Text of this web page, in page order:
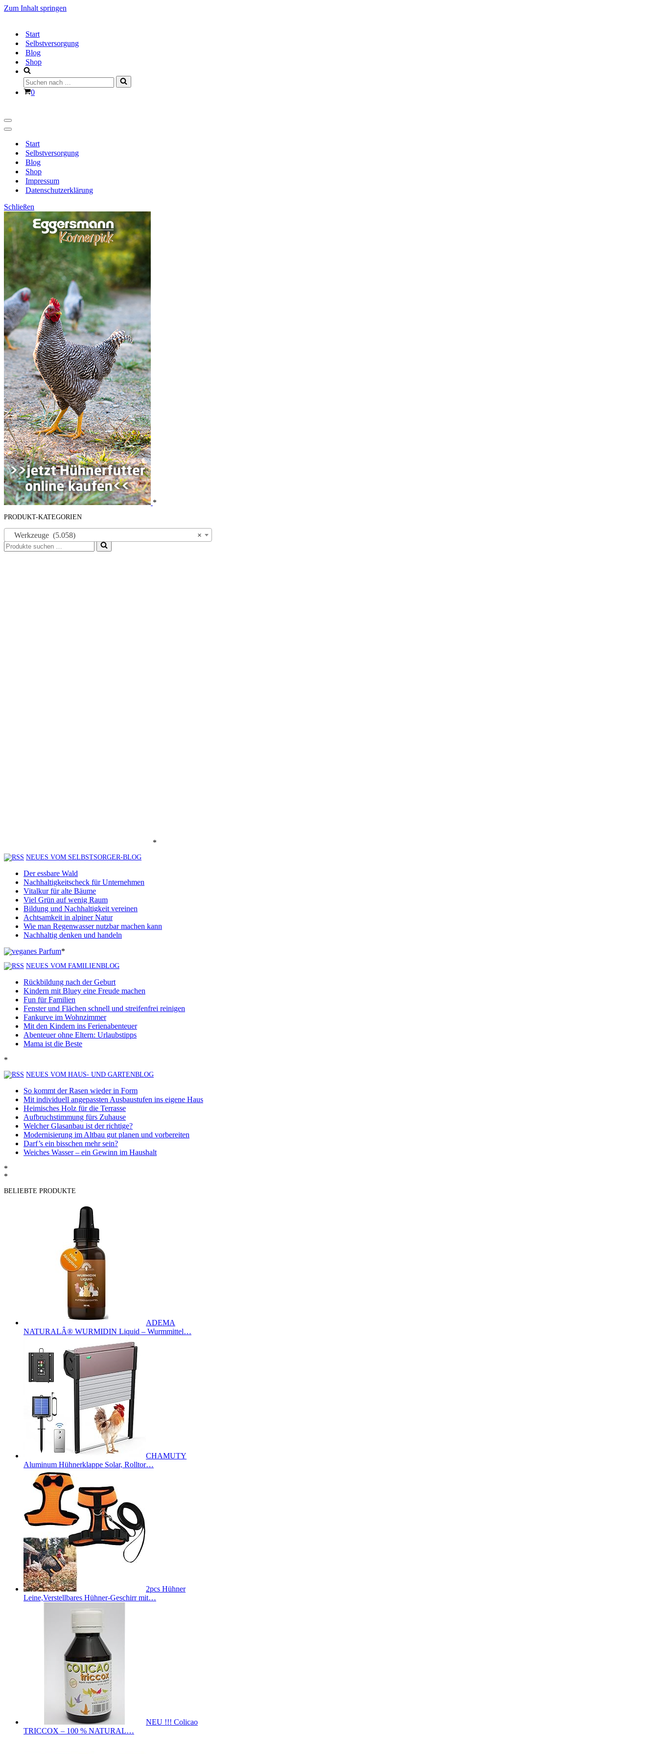
Zum Inhalt springen
Start
Selbstversorgung
Blog
Shop
Suchen
nach …
Warenkorb
0
Navigationsmenü
Navigationsmenü
Start
Selbstversorgung
Blog
Shop
Impressum
Datenschutzerklärung
Schließen
*
PRODUKT-KATEGORIEN
×
Werkzeuge (5.058)
Suchen
nach …
*
NEUES VOM SELBSTSORGER-BLOG
Der essbare Wald
Nachhaltigkeitscheck für Unternehmen
Vitalkur für alte Bäume
Viel Grün auf wenig Raum
Bildung und Nachhaltigkeit vereinen
Achtsamkeit in alpiner Natur
Wie man Regenwasser nutzbar machen kann
Nachhaltig denken und handeln
*
NEUES VOM FAMILIENBLOG
Rückbildung nach der Geburt
Kindern mit Bluey eine Freude machen
Fun für Familien
Fenster und Flächen schnell und streifenfrei reinigen
Fankurve im Wohnzimmer
Mit den Kindern ins Ferienabenteuer
Abenteuer ohne Eltern: Urlaubstipps
Mama ist die Beste
*
NEUES VOM HAUS- UND GARTENBLOG
So kommt der Rasen wieder in Form
Mit individuell angepassten Ausbaustufen ins eigene Haus
Heimisches Holz für die Terrasse
Aufbruchstimmung fürs Zuhause
Welcher Glasanbau ist der richtige?
Modernisierung im Altbau gut planen und vorbereiten
Darf’s ein bisschen mehr sein?
Weiches Wasser – ein Gewinn im Haushalt
*
*
BELIEBTE PRODUKTE
ADEMA
NATURALÂ® WURMIDIN Liquid – Wurmmittel…
CHAMUTY
Aluminum Hühnerklappe Solar, Rolltor…
2pcs Hühner
Leine,Verstellbares Hühner-Geschirr mit…
NEU !!! Colicao
TRICCOX – 100 % NATURAL…